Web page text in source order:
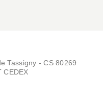
Tassigny - CS 80269
CEDEX